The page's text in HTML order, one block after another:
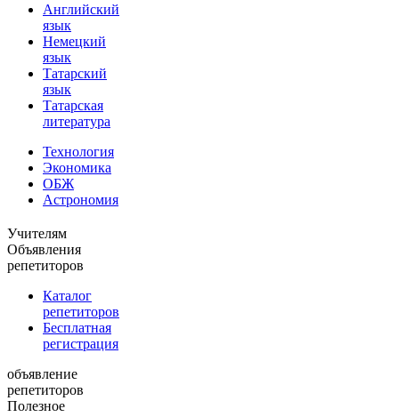
Английский
язык
Немецкий
язык
Татарский
язык
Татарская
литература
Технология
Экономика
ОБЖ
Астрономия
Учителям
Объявления
репетиторов
Каталог
репетиторов
Бесплатная
регистрация
объявление
репетиторов
Полезное